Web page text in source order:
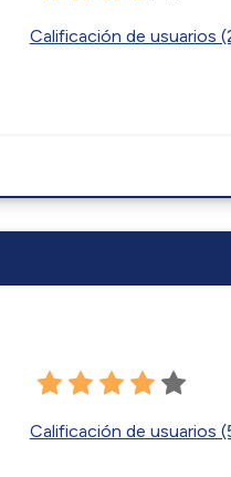
Calificación de usuarios
Calificación de usuarios